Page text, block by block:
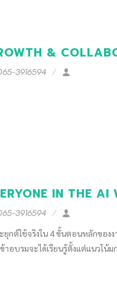
&
3916594
IN THE AI
3916594
กต์ใช้จริงใน 4 ขั้นตอนหลักของ
าอบรมจะได้เรียนรู้ตั้งแต่แนวโน้